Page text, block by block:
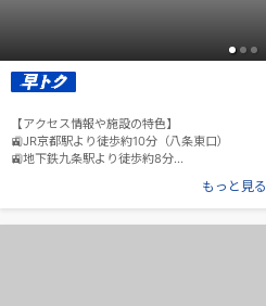
【アクセス情報や施設の特色】
🚉JR京都駅より徒歩約10分（八条東口）
🚉地下鉄九条駅より徒歩約8分
🚎河原町東寺道バス停より徒歩約2分もっと見る